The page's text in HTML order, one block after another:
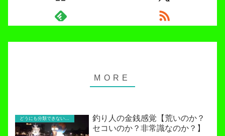
釣り人の金銭感覚【荒いのか？
セコいのか？非常識なのか？】